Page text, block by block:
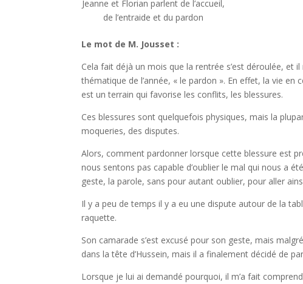
Jeanne et Florian parlent de l’accueil,
de l’entraide et du pardon
Le mot de M. Jousset :
Cela fait déjà un mois que la rentrée s’est déroulée, et
thématique de l’année, « le pardon ». En effet, la vie
est un terrain qui favorise les conflits, les blessures.
Ces blessures sont quelquefois physiques, mais la
moqueries, des disputes.
Alors, comment pardonner lorsque cette blessure est
nous sentons pas capable d’oublier le mal qui nous a
geste, la parole, sans pour autant oublier, pour aller
Il y a peu de temps il y a eu une dispute autour de la
raquette.
Son camarade s’est excusé pour son geste, mais
dans la tête d’Hussein, mais il a finalement décidé de
Lorsque je lui ai demandé pourquoi, il m’a fait